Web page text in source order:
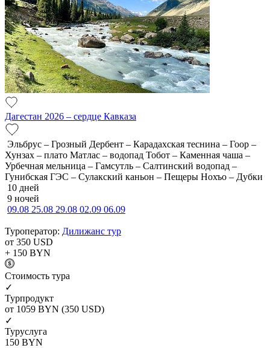
Дагестан 2026 – сердце Кавказа
Эльбрус – Грозный Дербент – Карадахская теснина – Гоор –
Хунзах – плато Матлас – водопад Тобот – Каменная чаша –
Урбечная мельница – Гамсутль – Салтинский водопад –
Гунибская ГЭС – Сулакский каньон – Пещеры Нохъо – Дубки
10 дней
9 ночей
09.08 25.08 29.08 02.09 06.09
Туроператор: Дилижанс тур
от 350 USD
+ 150 BYN
Cтоимость тура
✓
Турпродукт
от 1059 BYN (350 USD)
✓
Туруслуга
150 BYN